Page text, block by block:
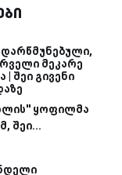
მეკარე
| შეი გივენი
ყოფილმა
შეი...